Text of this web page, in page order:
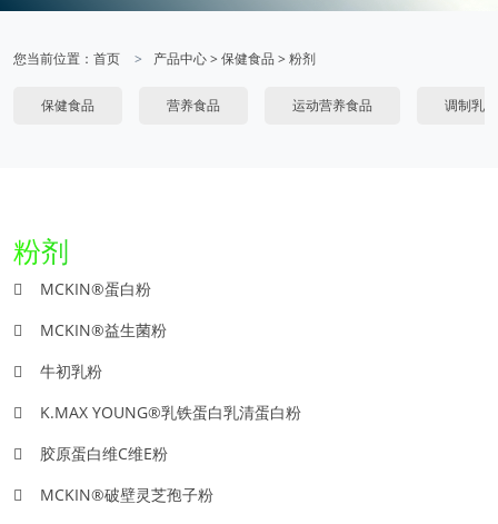
您当前位置： 首页 产品中心> 保健食品 > 粉剂
保健食品 营养食品 运动营养食品 调制乳粉
粉剂
MCKIN®蛋白粉
MCKIN®益生菌粉
牛初乳粉
K.MAX YOUNG®乳铁蛋白乳清蛋白粉
胶原蛋白维C维E粉
MCKIN®破壁灵芝孢子粉